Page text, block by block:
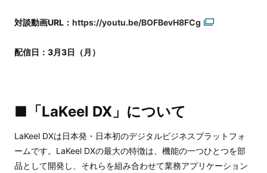
対談動画URL： https://youtu.be/BOFBevH8FCg
配信日：3月3日（月）
■「LaKeel DX」について
LaKeel DXは日本発・日本初のデジタルビジネスプラットフォ
ームです。LaKeel DXの最大の特徴は、機能の一つひとつを部
品として開発し、それらを組み合わせて業務アプリケーション